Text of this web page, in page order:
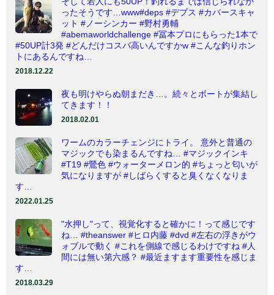
ったそうです…www#deps #デプス #カバースキャ
ット #ノーシンカー #野村勇輔
#abemaworldchallenge #冨本プロにもらった1本で
#50UP計3発 #どんだけコスパ高いんですかw #こんな釣りホン
トにあるんですね…
2018.12.22
夜も明けやらぬ朝まだき…。続々とボートが集結し
てきます！！
2018.02.01
ワームのカラーチェンジにトライ。 意外と普通の
マジックでも染まるんですね… #マジックインキ
#T19 #鶯色 #ウォーターメロン的 #ちょっと匂いが
気になりますが #しばらくすると臭くなくなりま
す…
2022.01.25
"水押し"って、視覚化すると確かに！って感じです
ね… #theanswer #ヒロ内藤 #dvd #左右の浮きがウ
ォブルで動く #これを側線で感じるわけですね #人
間には無い第六感？ #最近ますます重要性を感じま
す…
2018.03.29